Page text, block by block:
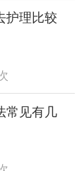
护理比较
常见有几